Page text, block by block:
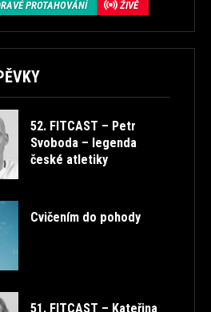
PROTAHOVÁNÍ ŽIVĚ
52. FITCAST – Petr
Svoboda – legenda
české atletiky
Cvičením do pohody
51. FITCAST – Kateřina